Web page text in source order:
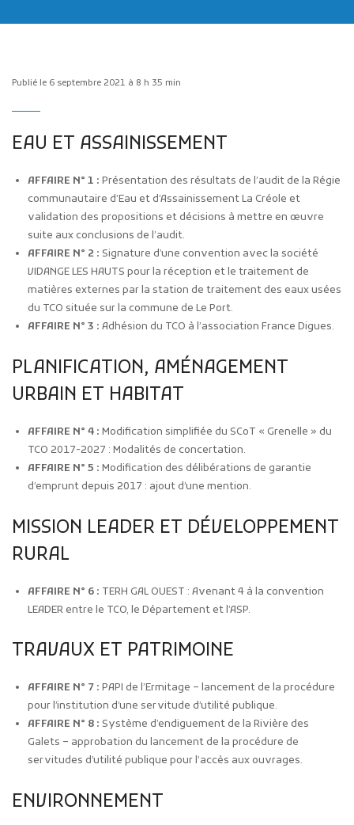
Publicité des actes
Projets financés par l'Europe
Plans d'accès
Publié le 6 septembre 2021 à 8 h 35 min
EAU ET ASSAINISSEMENT
AFFAIRE N° 1 : Présentation des résultats de l’audit de la Régie
communautaire d’Eau et d’Assainissement La Créole et
validation des propositions et décisions à mettre en œuvre
suite aux conclusions de l’audit.
AFFAIRE N° 2 : Signature d’une convention avec la société
VIDANGE LES HAUTS pour la réception et le traitement de
matières externes par la station de traitement des eaux usées
du TCO située sur la commune de Le Port.
AFFAIRE N° 3 : Adhésion du TCO à l’association France Digues.
PLANIFICATION, AMÉNAGEMENT
URBAIN ET HABITAT
AFFAIRE N° 4 : Modification simplifiée du SCoT « Grenelle » du
TCO 2017-2027 : Modalités de concertation.
AFFAIRE N° 5 : Modification des délibérations de garantie
d’emprunt depuis 2017 : ajout d’une mention.
MISSION LEADER ET DÉVELOPPEMENT
RURAL
AFFAIRE N° 6 : TERH GAL OUEST : Avenant 4 à la convention
LEADER entre le TCO, le Département et l’ASP.
TRAVAUX ET PATRIMOINE
AFFAIRE N° 7 : PAPI de l’Ermitage – lancement de la procédure
pour l’institution d’une servitude d’utilité publique.
AFFAIRE N° 8 : Système d’endiguement de la Rivière des
Galets – approbation du lancement de la procédure de
servitudes d’utilité publique pour l’accès aux ouvrages.
ENVIRONNEMENT